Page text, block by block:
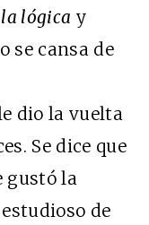
lógica y
se cansa de
dio la vuelta
Se dice que
gustó la
de